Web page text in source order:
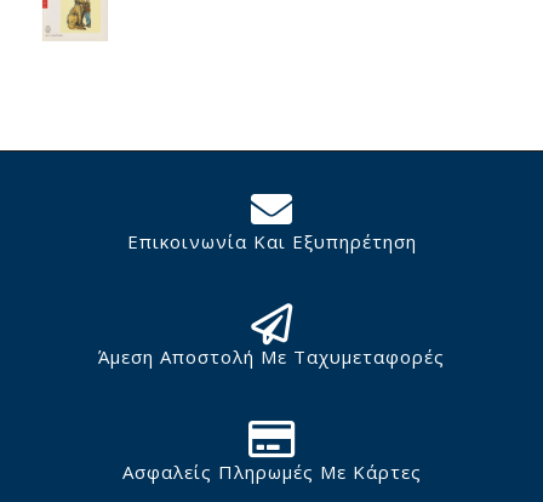
Επικοινωνία Και Εξυπηρέτηση
Άμεση Αποστολή Με Ταχυμεταφορές
Ασφαλείς Πληρωμές Με Κάρτες